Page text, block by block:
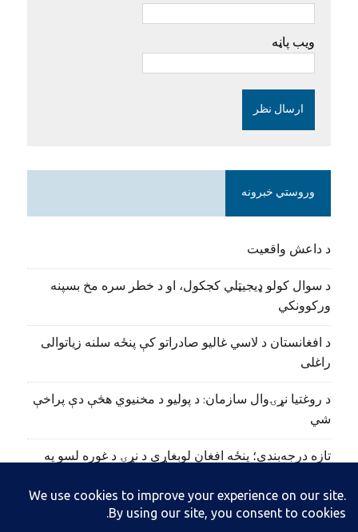
ویب پاڼه
وروستي خبرونه
د داعش واقعیت
د سوال کولو ډیجیټلي کجکول، او د خطر سره مخ بسپنه
ورکوونکي
د افغانستان د لاسي غالیو صادراتو کې پنځه سلنه زیاتوالی
راغلی
د روغتیا نړۍوال سازمان: د پولیو د مخنیوي هڅې دې پراخې
شي
تازه درجه‌بندي؛ پنځه افغان لوبغاړي د نړۍ د غوره لسو په